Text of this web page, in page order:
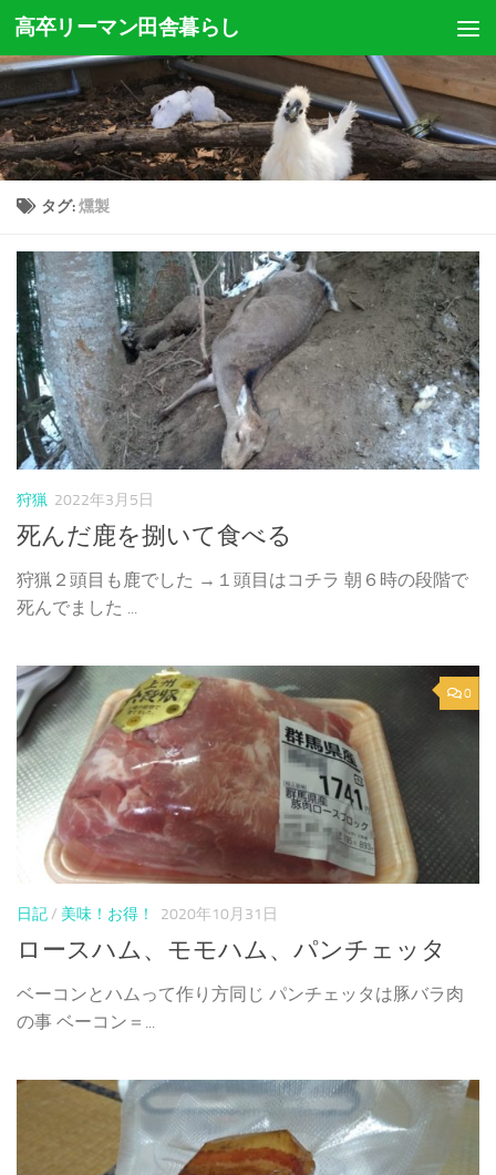
コンテンツへスキップ
高卒リーマン田舎暮らし
タグ:燻製
狩猟 2022年3月5日
死んだ鹿を捌いて食べる
狩猟２頭目も鹿でした →１頭目はコチラ 朝６時の段階で
死んでました ...
0
日記/ 美味！お得！ 2020年10月31日
ロースハム、モモハム、パンチェッタ
ベーコンとハムって作り方同じ パンチェッタは豚バラ肉
の事 ベーコン＝...